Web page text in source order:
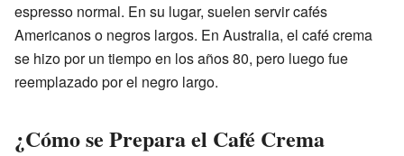
espresso normal. En su lugar, suelen servir cafés
Americanos o negros largos. En Australia, el café crema
se hizo por un tiempo en los años 80, pero luego fue
reemplazado por el negro largo.
¿Cómo se Prepara el Café Crema